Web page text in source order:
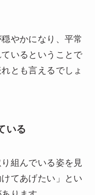
やかになり、平常
いるということで
とも言えるでしょ
いる
組んでいる姿を見
てあげたい」とい